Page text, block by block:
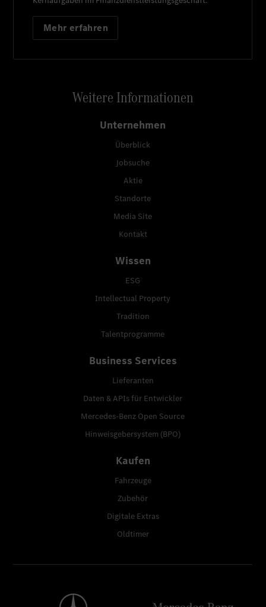
Mehr erfahren
Weitere Informationen
Unternehmen
Überblick
Jobsuche
Aktie
Standorte
Media Site
Kontakt
Wissen
ESG
Intellectual Property
Tradition
Talentprogramme
Business Services
Lieferanten
Daten & APIs für Entwickler
Mercedes-Benz Open Source
Hinweisgebersystem (BPO)
Kaufen
Fahrzeuge
Zubehör
Digitale Extras
Oldtimer